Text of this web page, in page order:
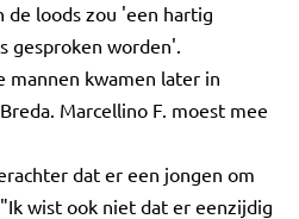
de loods zou 'een hartig
gesproken worden'.
mannen kwamen later in
Marcellino F. moest mee
dat er een jongen om
wist ook niet dat er eenzijdig